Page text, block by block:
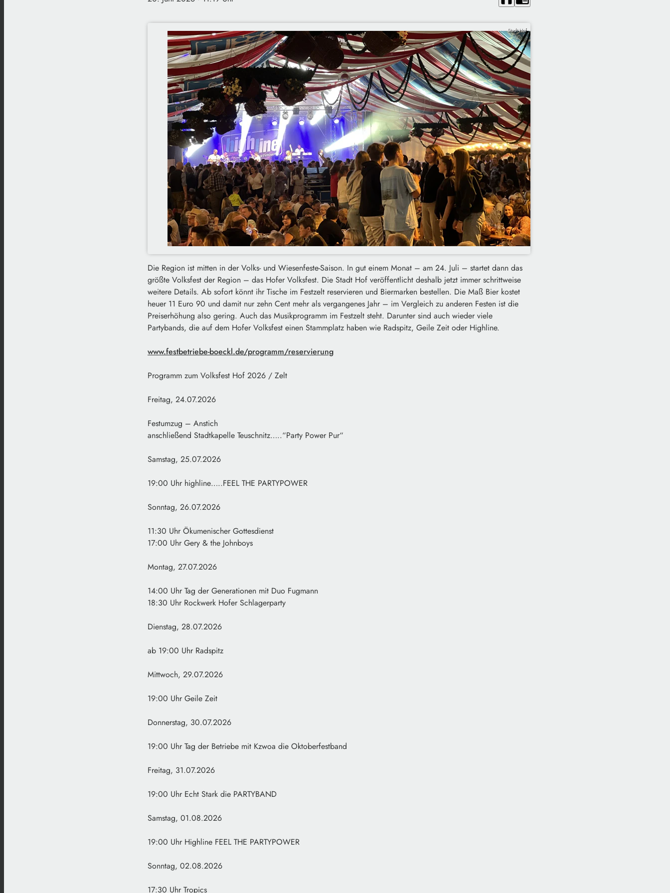
Stadt Hof
Die Region ist mitten in der Volks- und Wiesenfeste-Saison. In gut einem Monat – am 24. Juli – startet dann das
größte Volksfest der Region – das Hofer Volksfest. Die Stadt Hof veröffentlicht deshalb jetzt immer schrittweise
weitere Details. Ab sofort könnt ihr Tische im Festzelt reservieren und Biermarken bestellen. Die Maß Bier kostet
heuer 11 Euro 90 und damit nur zehn Cent mehr als vergangenes Jahr – im Vergleich zu anderen Festen ist die
Preiserhöhung also gering. Auch das Musikprogramm im Festzelt steht. Darunter sind auch wieder viele
Partybands, die auf dem Hofer Volksfest einen Stammplatz haben wie Radspitz, Geile Zeit oder Highline.
www.festbetriebe-boeckl.de/programm/reservierung
Programm zum Volksfest Hof 2026 / Zelt
Freitag, 24.07.2026
Festumzug – Anstich
anschließend Stadtkapelle Teuschnitz…..“Party Power Pur“
Samstag, 25.07.2026
19:00 Uhr highline…..FEEL THE PARTYPOWER
Sonntag, 26.07.2026
11:30 Uhr Ökumenischer Gottesdienst
17:00 Uhr Gery & the Johnboys
Montag, 27.07.2026
14:00 Uhr Tag der Generationen mit Duo Fugmann
18:30 Uhr Rockwerk Hofer Schlagerparty
Dienstag, 28.07.2026
ab 19:00 Uhr Radspitz
Mittwoch, 29.07.2026
19:00 Uhr Geile Zeit
Donnerstag, 30.07.2026
19:00 Uhr Tag der Betriebe mit Kzwoa die Oktoberfestband
Freitag, 31.07.2026
19:00 Uhr Echt Stark die PARTYBAND
Samstag, 01.08.2026
19:00 Uhr Highline FEEL THE PARTYPOWER
Sonntag, 02.08.2026
17:30 Uhr Tropics